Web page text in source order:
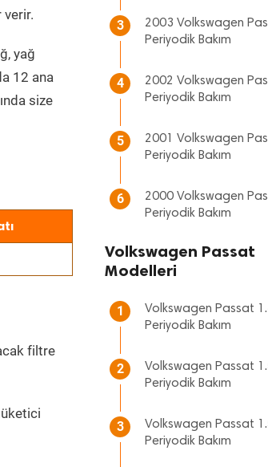
verir.
yağ
12 ana
size
filtre
3
2003 Volkswagen
Periyodik Bakım
4
2002 Volkswagen
Periyodik Bakım
5
2001 Volkswagen
Periyodik Bakım
6
2000 Volkswagen
Periyodik Bakım
Volkswagen Passat
Modelleri
1
Volkswagen Passat
Periyodik Bakım
2
Volkswagen Passat
Periyodik Bakım
3
Volkswagen Passat
Periyodik Bakım